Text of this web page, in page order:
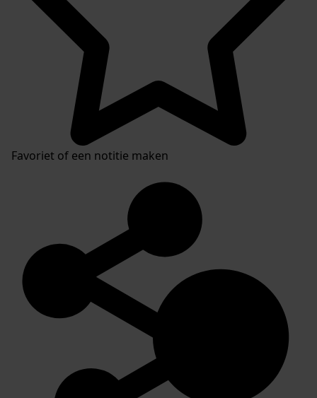
Favoriet of een notitie maken